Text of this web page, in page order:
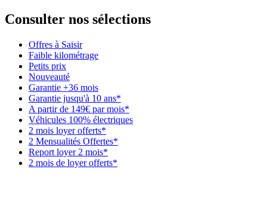
Consulter nos sélections
Offres à Saisir
Faible kilométrage
Petits prix
Nouveauté
Garantie +36 mois
Garantie jusqu'à 10 ans*
A partir de 149€ par mois*
Véhicules 100% électriques
2 mois loyer offerts*
2 Mensualités Offertes*
Report loyer 2 mois*
2 mois de loyer offerts*